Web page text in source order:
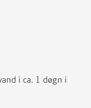
i ca. 1 døgn i